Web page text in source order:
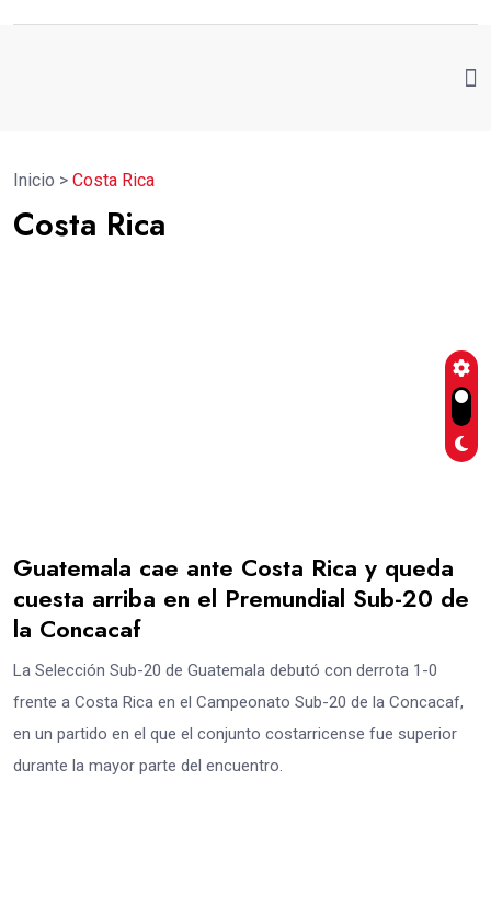
Inicio > Costa Rica
Costa Rica
Guatemala cae ante Costa Rica y queda
cuesta arriba en el Premundial Sub-20 de
la Concacaf
La Selección Sub-20 de Guatemala debutó con derrota 1-0
frente a Costa Rica en el Campeonato Sub-20 de la Concacaf,
en un partido en el que el conjunto costarricense fue superior
durante la mayor parte del encuentro.